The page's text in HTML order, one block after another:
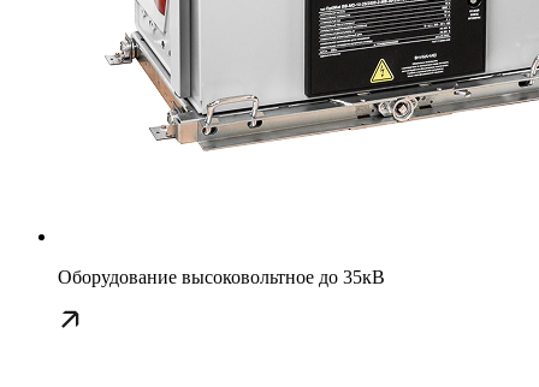
Оборудование высоковольтное до 35кВ